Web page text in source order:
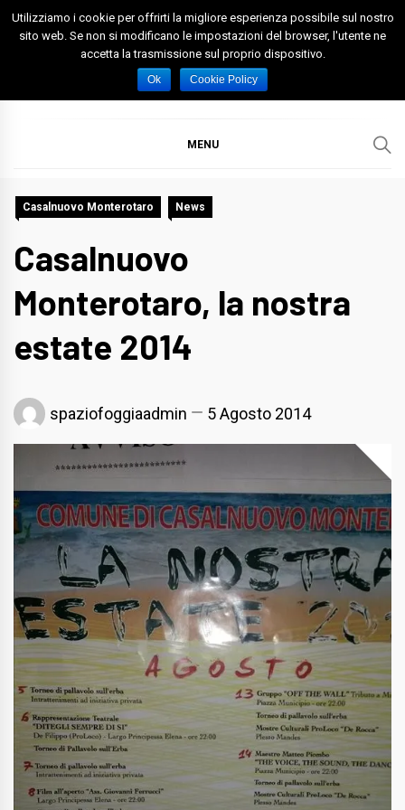
Skip
Spazio Foggia
Foggia News Calcio Eventi e Attività nella Capitanata
MENU
Casalnuovo Monterotaro News
Casalnuovo
Monterotaro, la nostra
estate 2014
spaziofoggiaadmin 5 Agosto 2014
Utilizziamo i cookie per offrirti la migliore esperienza possibile sul nostro
sito web. Se non si modificano le impostazioni del browser, l'utente ne
accetta la trasmissione sul proprio dispositivo.
Ok Cookie Policy